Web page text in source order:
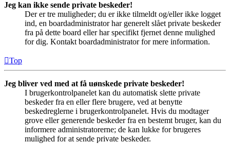
Jeg kan ikke sende private beskeder!
Der er tre muligheder; du er ikke tilmeldt og/eller ikke logget
ind, en boardadministrator har generelt slået private beskeder
fra på dette board eller har specifikt fjernet denne mulighed
for dig. Kontakt boardadministrator for mere information.
Top
Jeg bliver ved med at få uønskede private beskeder!
I brugerkontrolpanelet kan du automatisk slette private
beskeder fra en eller flere brugere, ved at benytte
beskedreglerne i brugerkontrolpanelet. Hvis du modtager
grove eller generende beskeder fra en bestemt bruger, kan du
informere administratorerne; de kan lukke for brugeres
mulighed for at sende private beskeder.